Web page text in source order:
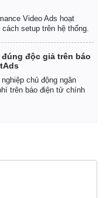
Video Ads hoạt
setup trên hệ thống.
độc giả trên báo
chủ động ngân
trên báo điện tử chính